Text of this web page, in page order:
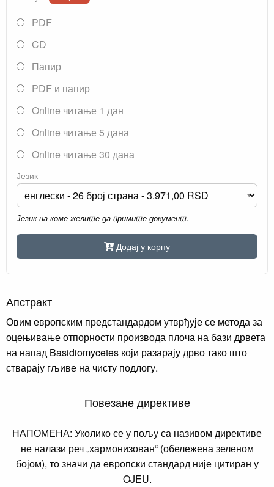
PDF
CD
Папир
PDF и папир
Online читање 1 дан
Online читање 5 дана
Online читање 30 дана
Језик
Језик на коме желите да примите документ.
Додај у корпу
Апстракт
Овим европским предстандардом утврђује се метода за
оцењивање отпорности производа плоча на бази дрвета
на напад Basidiomycetes који разарају дрво тако што
стварају гљиве на чисту подлогу.
Повезане директиве
НАПОМЕНА: Уколико се у пољу са називом директиве
не налази реч „хармонизован“ (обележена зеленом
бојом), то значи да европски стандард није цитиран у
OJEU.